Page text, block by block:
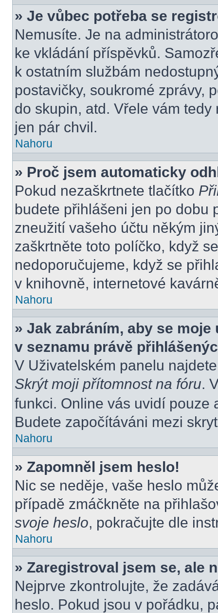
» Je vůbec potřeba se
Nemusíte. Je na
ke vkládání příspěvků.
k ostatním službám
postavičky, soukromé zprávy,
do skupin, atd. Vřele vám
jen pár chvil.
Nahoru
» Proč jsem automaticky
Pokud nezaškrtnete tlačítko
budete přihlášeni jen po dobu
zneužití vašeho účtu někým
zaškrtněte toto políčko, když
nedoporučujeme, když se
v knihovně, internetové
Nahoru
» Jak zabráním, aby se
v seznamu právě
V Uživatelském panelu
Skrýt moji přítomnost na fóru.
funkci. Online vás uvidí pouze
Budete započítáváni mezi
Nahoru
» Zapomněl jsem heslo!
Nic se neděje, vaše heslo
případě zmáčkněte na
svoje heslo, pokračujte dle
Nahoru
» Zaregistroval jsem se, ale
Nejprve zkontrolujte, že
heslo. Pokud jsou v pořádku,